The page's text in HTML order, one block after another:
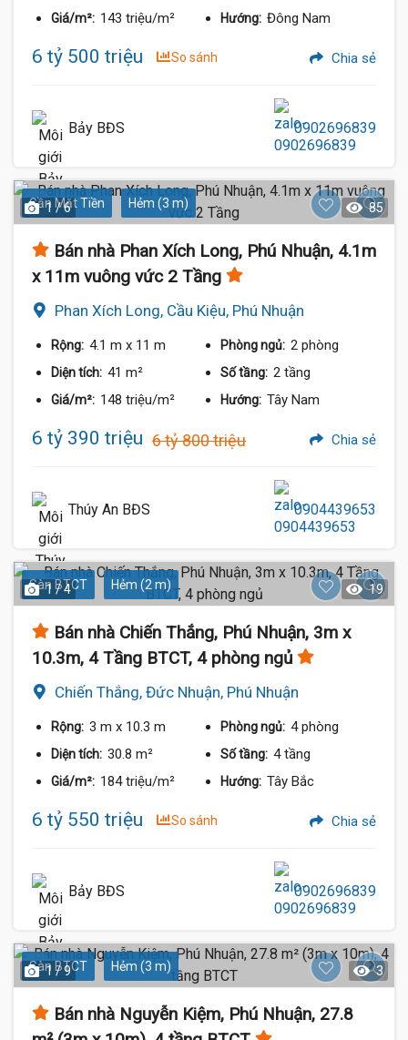
Giá/m²: 143 triệu/m² Hướng: Đông Nam
6 tỷ 500 triệu So sánh Chia sẻ
Bảy BĐS 0902696839
Gần Mặt Tiền Hẻm (3 m)
1 / 6 85
Bán nhà Phan Xích Long, Phú Nhuận, 4.1m
x 11m vuông vức 2 Tầng
Phan Xích Long, Cầu Kiệu, Phú Nhuận
Rộng: 4.1 m x 11 m Phòng ngủ: 2 phòng
Diện tích: 41 m² Số tầng: 2 tầng
Giá/m²: 148 triệu/m² Hướng: Tây Nam
6 tỷ 390 triệu 6 tỷ 800 triệu Chia sẻ
Thúy An BĐS 0904439653
Sàn BTCT Hẻm (2 m)
1 / 4 19
Bán nhà Chiến Thắng, Phú Nhuận, 3m x
10.3m, 4 Tầng BTCT, 4 phòng ngủ
Chiến Thắng, Đức Nhuận, Phú Nhuận
Rộng: 3 m x 10.3 m Phòng ngủ: 4 phòng
Diện tích: 30.8 m² Số tầng: 4 tầng
Giá/m²: 184 triệu/m² Hướng: Tây Bắc
6 tỷ 550 triệu So sánh Chia sẻ
Bảy BĐS 0902696839
Sàn BTCT Hẻm (3 m)
1 / 9 3
Bán nhà Nguyễn Kiệm, Phú Nhuận, 27.8